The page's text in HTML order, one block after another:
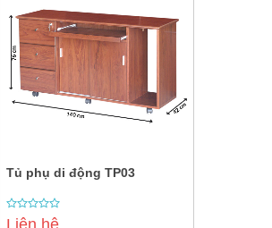
Tủ phụ di động TP03
0